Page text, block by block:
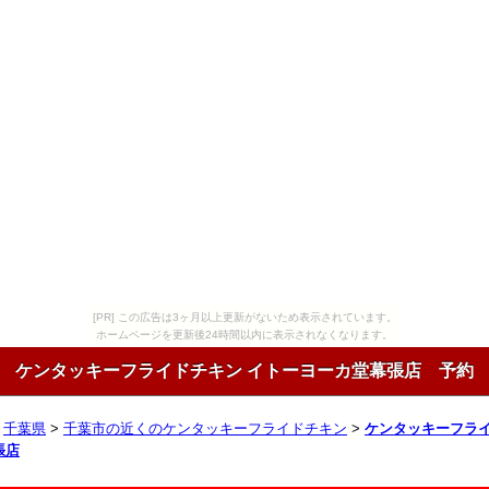
[PR] この広告は3ヶ月以上更新がないため表示されています。
ホームページを更新後24時間以内に表示されなくなります。
ケンタッキーフライドチキン イトーヨーカ堂幕張店 予約
千葉県 > 千葉市の近くのケンタッキーフライドチキン > ケンタッキーフラ
店